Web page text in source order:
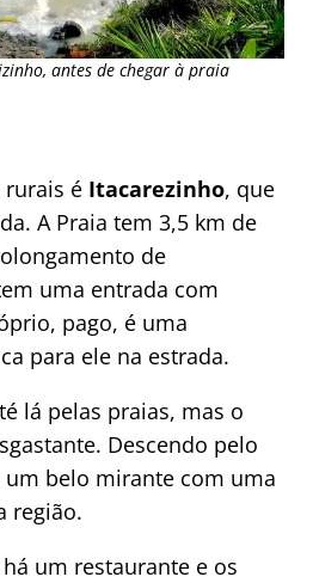
antes de chegar à praia
rurais é Itacarezinho, que
A Praia tem 3,5 km de
de
uma entrada com
pago, é uma
para ele na estrada.
lá pelas praias, mas o
Descendo pelo
belo mirante com uma
região.
um restaurante e os